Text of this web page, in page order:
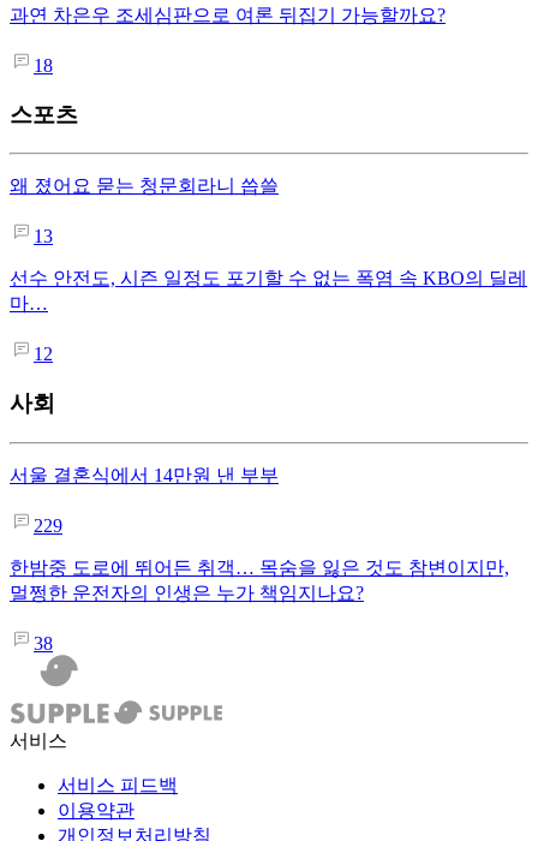
과연 차은우 조세심판으로 여론 뒤집기 가능할까요?
18
스포츠
왜 졌어요 묻는 청문회라니 씁쓸
13
선수 안전도, 시즌 일정도 포기할 수 없는 폭염 속 KBO의 딜레
마…
12
사회
서울 결혼식에서 14만원 낸 부부
229
한밤중 도로에 뛰어든 취객… 목숨을 잃은 것도 참변이지만,
멀쩡한 운전자의 인생은 누가 책임지나요?
38
서비스
서비스 피드백
이용약관
개인정보처리방침